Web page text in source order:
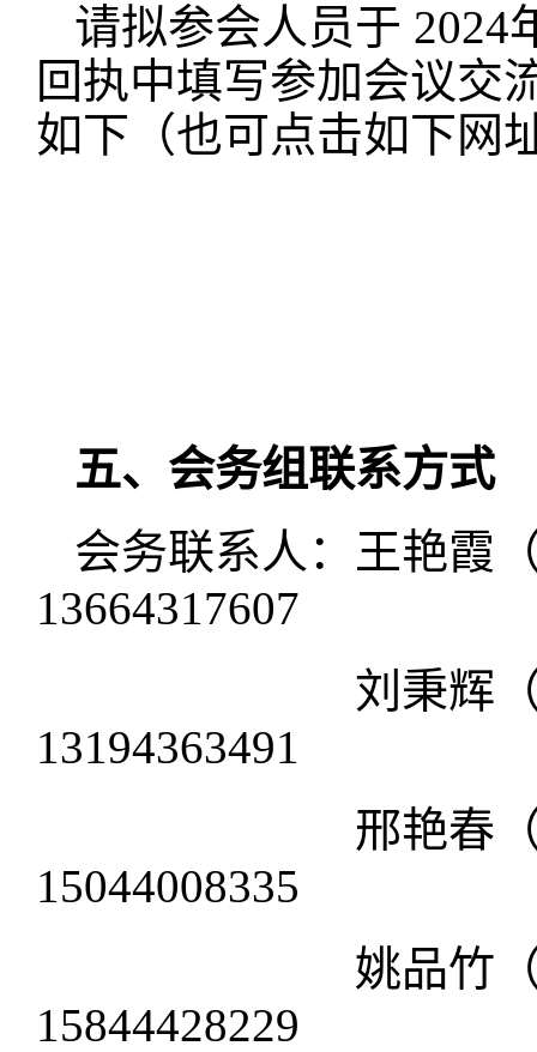
请拟参会人员于 2024
回执中填写参加会议交
如下（也可点击如下网
五、会务组联系方式
会务联系人： 王艳霞
13664317607
刘秉辉（东北
13194363491
邢艳春
15044008335
姚品竹
15844428229